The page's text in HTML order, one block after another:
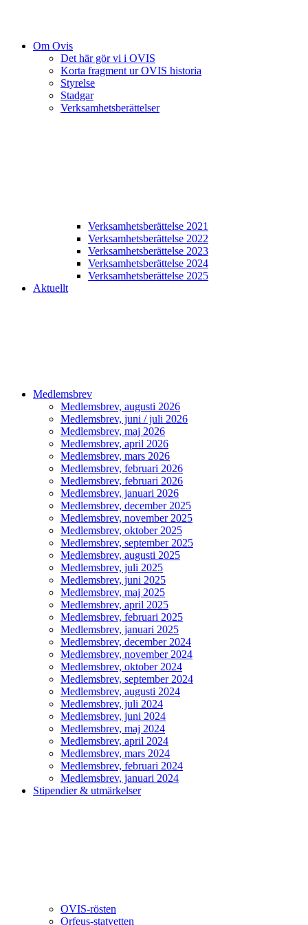
Om Ovis
Det här gör vi i OVIS
Korta fragment ur OVIS historia
Styrelse
Stadgar
Verksamhetsberättelser
Verksamhetsberättelse 2021
Verksamhetsberättelse 2022
Verksamhetsberättelse 2023
Verksamhetsberättelse 2024
Verksamhetsberättelse 2025
Aktuellt
Medlemsbrev
Medlemsbrev, augusti 2026
Medlemsbrev, juni / juli 2026
Medlemsbrev, maj 2026
Medlemsbrev, april 2026
Medlemsbrev, mars 2026
Medlemsbrev, februari 2026
Medlemsbrev, februari 2026
Medlemsbrev, januari 2026
Medlemsbrev, december 2025
Medlemsbrev, november 2025
Medlemsbrev, oktober 2025
Medlemsbrev, september 2025
Medlemsbrev, augusti 2025
Medlemsbrev, juli 2025
Medlemsbrev, juni 2025
Medlemsbrev, maj 2025
Medlemsbrev, april 2025
Medlemsbrev, februari 2025
Medlemsbrev, januari 2025
Medlemsbrev, december 2024
Medlemsbrev, november 2024
Medlemsbrev, oktober 2024
Medlemsbrev, september 2024
Medlemsbrev, augusti 2024
Medlemsbrev, juli 2024
Medlemsbrev, juni 2024
Medlemsbrev, maj 2024
Medlemsbrev, april 2024
Medlemsbrev, mars 2024
Medlemsbrev, februari 2024
Medlemsbrev, januari 2024
Stipendier & utmärkelser
OVIS-rösten
Orfeus-statyetten